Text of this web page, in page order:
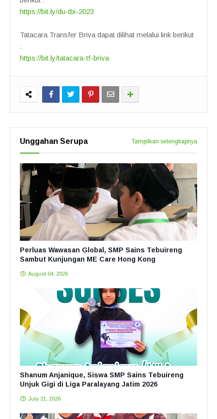
https://bit.ly/du-tbi-2023
Tatacara Transfer Briva dapat dilihat melalui link berikut
:
https://bit.ly/tatacara-tf-briva
Unggahan Serupa Tampilkan selengkapnya
Perluas Wawasan Global, SMP Sains Tebuireng
Sambut Kunjungan ME Care Hong Kong
August 04, 2026
Shanum Anjanique, Siswa SMP Sains Tebuireng
Unjuk Gigi di Liga Paralayang Jatim 2026
July 21, 2026